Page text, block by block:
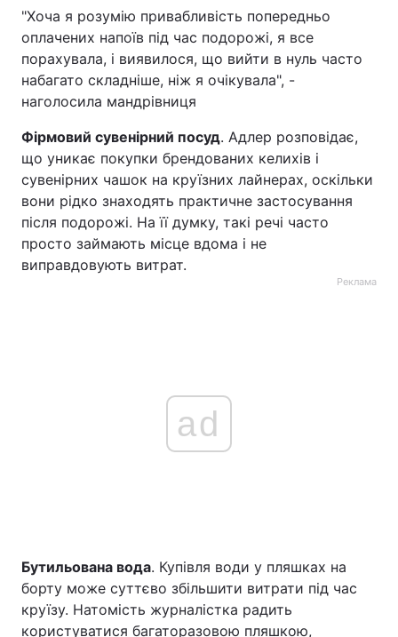
"Хоча я розумію привабливість попередньо
оплачених напоїв під час подорожі, я все
порахувала, і виявилося, що вийти в нуль часто
набагато складніше, ніж я очікувала", -
наголосила мандрівниця
Фірмовий сувенірний посуд. Адлер розповідає,
що уникає покупки брендованих келихів і
сувенірних чашок на круїзних лайнерах, оскільки
вони рідко знаходять практичне застосування
після подорожі. На її думку, такі речі часто
просто займають місце вдома і не
виправдовують витрат.
Реклама
ad
Бутильована вода. Купівля води у пляшках на
борту може суттєво збільшити витрати під час
круїзу. Натомість журналістка радить
користуватися багаторазовою пляшкою,